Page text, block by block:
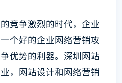
竞争激烈的时代，企业
个好的企业网络营销攻
优势的利器。深圳网站
，网站设计和网络营销